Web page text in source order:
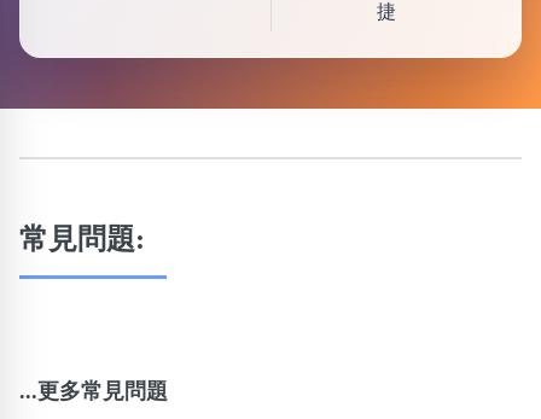
捷
常見問題:
...更多常見問題